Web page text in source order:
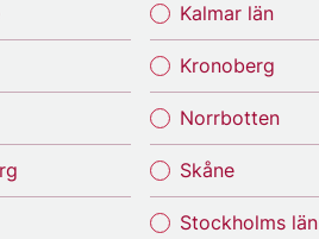
Kalmar län
Kronoberg
Norrbotten
Skåne
Stockholms län